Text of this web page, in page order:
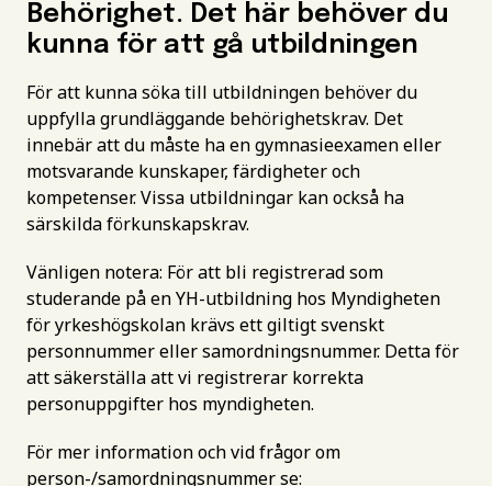
Behörighet. Det här behöver du
kunna för att gå utbildningen
För att kunna söka till utbildningen behöver du
uppfylla grundläggande behörighetskrav. Det
innebär att du måste ha en gymnasieexamen eller
motsvarande kunskaper, färdigheter och
kompetenser. Vissa utbildningar kan också ha
särskilda förkunskapskrav.
Vänligen notera: För att bli registrerad som
studerande på en YH-utbildning hos Myndigheten
för yrkeshögskolan krävs ett giltigt svenskt
personnummer eller samordningsnummer. Detta för
att säkerställa att vi registrerar korrekta
personuppgifter hos myndigheten.
För mer information och vid frågor om
person-/samordningsnummer se: